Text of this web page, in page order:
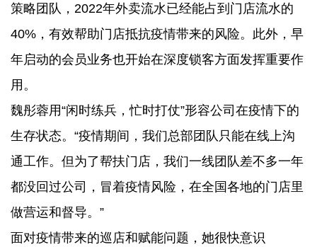
策略团队，2022年外卖流水已经能占到门店流水的
40%，有效帮助门店抵抗疫情带来的风险。此外，早
年启动的会员业务也开始在深度锁客方面发挥重要作
用。
魏彤蓉用“闲时练兵，忙时打仗”形容公司在疫情下的
生存状态。“疫情期间，我们总部团队只能在线上沟
通工作。但为了帮扶门店，我们一线团队差不多一年
都没回过公司，冒着疫情风险，在全国各地的门店里
做营运和督导。”
面对疫情带来的巡店和赋能问题，她很快意识